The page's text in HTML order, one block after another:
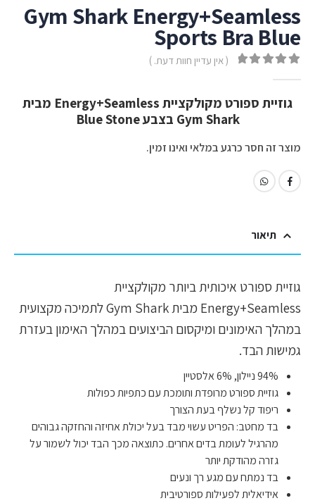
Gym Shark Energy+Seamless
Sports Bra Blue
( אין עדיין חוות דעת. )
גוזיית ספורט מקולקציית Energy+Seamless מבית
Gym Shark בצבע Blue Stone
מוצר זה חסר כרגע במלאי ואינו זמין.
תיאור
גוזיית ספורט איכותית ביותר מקולקציית
Energy+Seamless מבית Gym Shark לתמיכה מקצועית
במהלך האימונים ומיקסום הביצועים במהלך האימון בעזרת
גמישות הבד.
94% ניילון, 6% אלסטיין
גוזיית ספורט מרופדת ותומכת עם כתפיות כפולות
ריפוד קל נשלף בעת הצורך
בד מחטב: הפריט עשוי מבד בעל יכולת אחיזה והחזקה גבוהים
מהרגיל לעומת בדים אחרים. כתוצאה מכך הבד יכול לשמור על
גזרה מהודקת יותר
בד נמתח עם מגע רך ונעים
אידיאלית לפעילות ספורטיבית